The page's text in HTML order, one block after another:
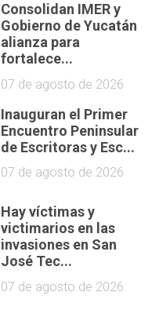
Consolidan IMER y
Gobierno de Yucatán
alianza para
fortalece...
07 de agosto de 2026
Inauguran el Primer
Encuentro Peninsular
de Escritoras y Esc...
07 de agosto de 2026
Hay víctimas y
victimarios en las
invasiones en San
José Tec...
07 de agosto de 2026